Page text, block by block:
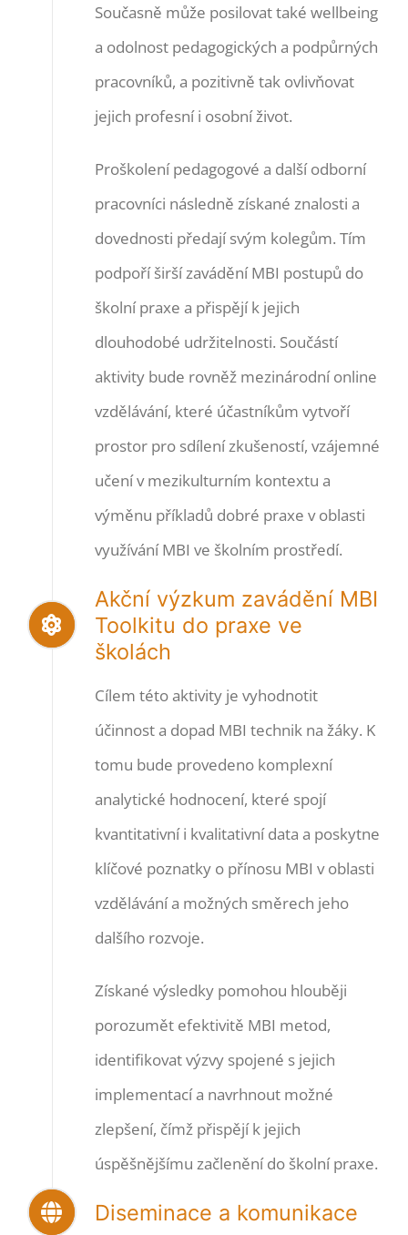
Současně může posilovat také wellbeing
a odolnost pedagogických a podpůrných
pracovníků, a pozitivně tak ovlivňovat
jejich profesní i osobní život.
Proškolení pedagogové a další odborní
pracovníci následně získané znalosti a
dovednosti předají svým kolegům. Tím
podpoří širší zavádění MBI postupů do
školní praxe a přispějí k jejich
dlouhodobé udržitelnosti. Součástí
aktivity bude rovněž mezinárodní online
vzdělávání, které účastníkům vytvoří
prostor pro sdílení zkušeností, vzájemné
učení v mezikulturním kontextu a
výměnu příkladů dobré praxe v oblasti
využívání MBI ve školním prostředí.
Akční výzkum zavádění MBI
Toolkitu do praxe ve
školách
Cílem této aktivity je vyhodnotit
účinnost a dopad MBI technik na žáky. K
tomu bude provedeno komplexní
analytické hodnocení, které spojí
kvantitativní i kvalitativní data a poskytne
klíčové poznatky o přínosu MBI v oblasti
vzdělávání a možných směrech jeho
dalšího rozvoje.
Získané výsledky pomohou hlouběji
porozumět efektivitě MBI metod,
identifikovat výzvy spojené s jejich
implementací a navrhnout možné
zlepšení, čímž přispějí k jejich
úspěšnějšímu začlenění do školní praxe.
Diseminace a komunikace